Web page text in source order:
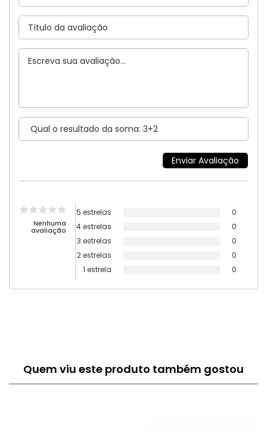
Nenhuma
avaliação
5 estrelas
0
4 estrelas
0
3 estrelas
0
2 estrelas
0
1 estrela
0
Quem viu este produto também gostou